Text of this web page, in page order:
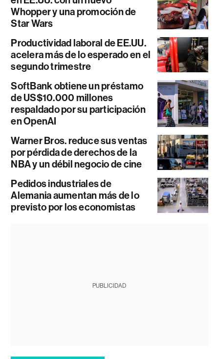
Whopper y una promoción de
Star Wars
Productividad laboral de EE.UU.
acelera más de lo esperado en el
segundo trimestre
SoftBank obtiene un préstamo
de US$10.000 millones
respaldado por su participación
en OpenAI
Warner Bros. reduce sus ventas
por pérdida de derechos de la
NBA y un débil negocio de cine
Pedidos industriales de
Alemania aumentan más de lo
previsto por los economistas
PUBLICIDAD